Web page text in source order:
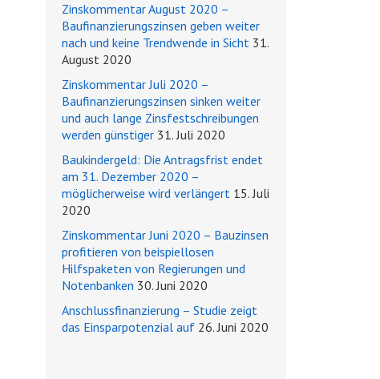
Zinskommentar August 2020 –
Baufinanzierungszinsen geben weiter
nach und keine Trendwende in Sicht 31.
August 2020
Zinskommentar Juli 2020 –
Baufinanzierungszinsen sinken weiter
und auch lange Zinsfestschreibungen
werden günstiger 31. Juli 2020
Baukindergeld: Die Antragsfrist endet
am 31. Dezember 2020 –
möglicherweise wird verlängert 15. Juli
2020
Zinskommentar Juni 2020 – Bauzinsen
profitieren von beispiellosen
Hilfspaketen von Regierungen und
Notenbanken 30. Juni 2020
Anschlussfinanzierung – Studie zeigt
das Einsparpotenzial auf 26. Juni 2020